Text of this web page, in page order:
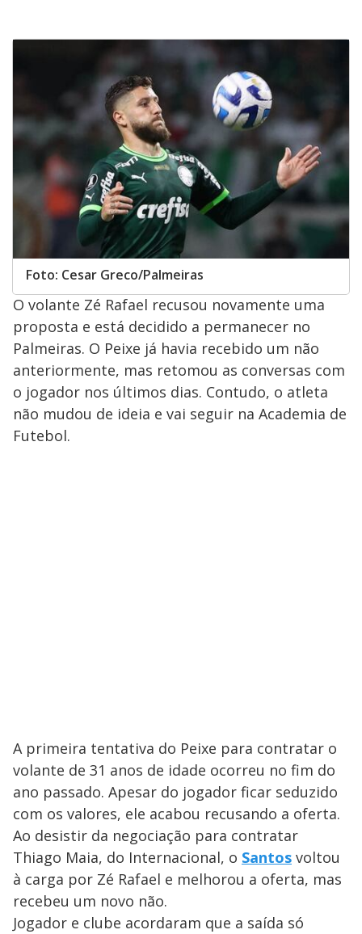
Foto: Cesar Greco/Palmeiras
O volante Zé Rafael recusou novamente uma
proposta e está decidido a permanecer no
Palmeiras. O Peixe já havia recebido um não
anteriormente, mas retomou as conversas com
o jogador nos últimos dias. Contudo, o atleta
não mudou de ideia e vai seguir na Academia de
Futebol.
A primeira tentativa do Peixe para contratar o
volante de 31 anos de idade ocorreu no fim do
ano passado. Apesar do jogador ficar seduzido
com os valores, ele acabou recusando a oferta.
Ao desistir da negociação para contratar
Thiago Maia, do Internacional, o Santos voltou
à carga por Zé Rafael e melhorou a oferta, mas
recebeu um novo não.
Jogador e clube acordaram que a saída só